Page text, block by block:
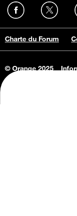
Charte du Forum
© Orange 2025